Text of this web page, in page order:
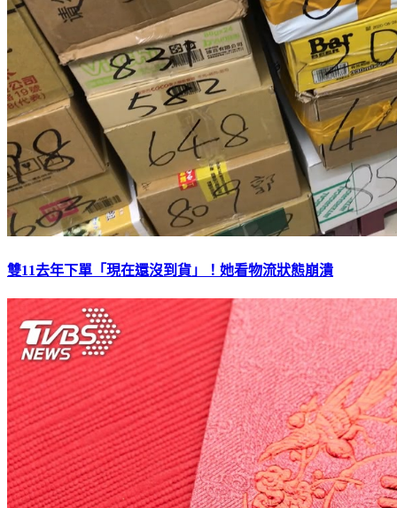
雙11去年下單「現在還沒到貨」！她看物流狀態崩潰